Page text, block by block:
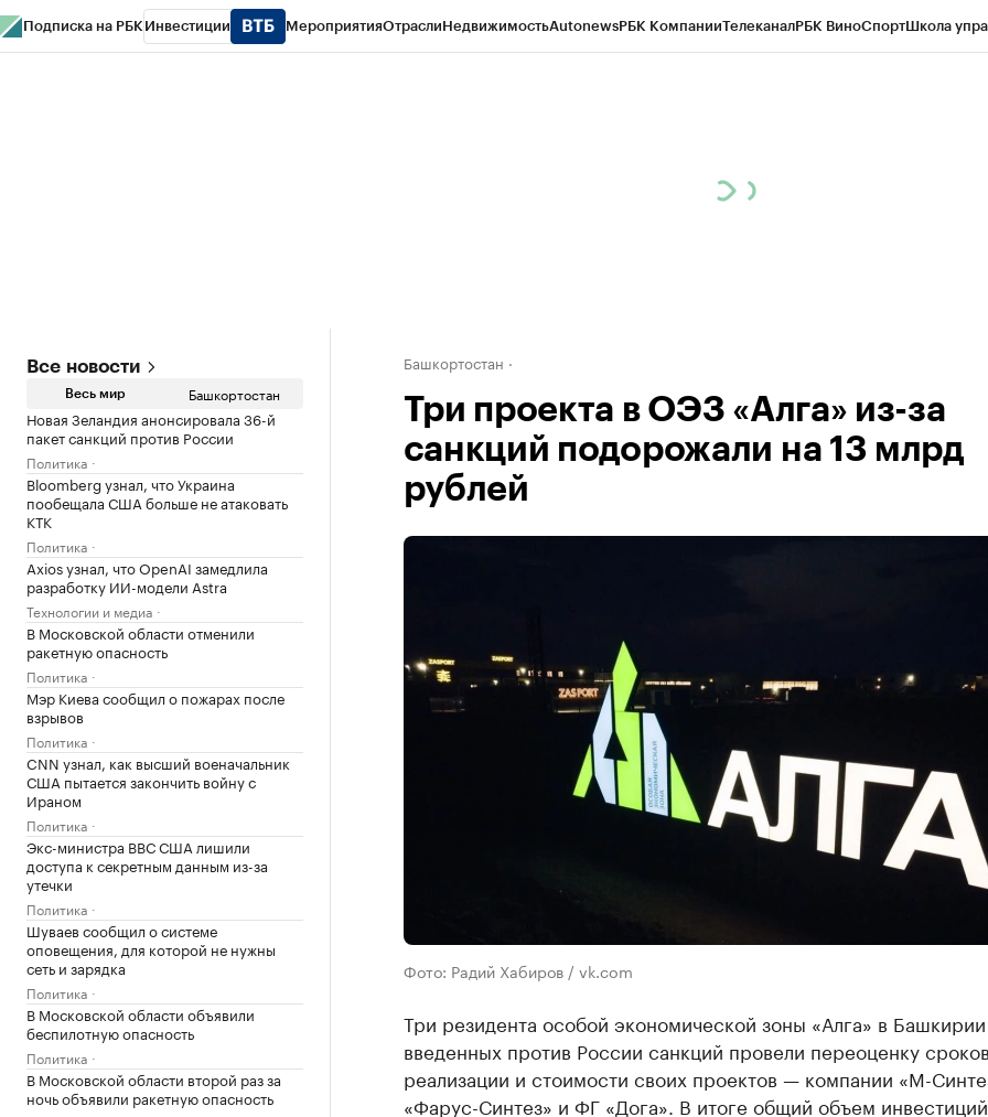
Подписка на РБК Инвестиции МероприятияОтраслиНедвижимостьAutonewsРБК КомпанииТелеканалРБК ВиноСпортШкола
Все новости
Весь мир Башкортостан
Новая Зеландия анонсировала 36-й
пакет санкций против России
Политика
Bloomberg узнал, что Украина
пообещала США больше не атаковать
КТК
Политика
Axios узнал, что OpenAI замедлила
разработку ИИ-модели Astra
Технологии и медиа
В Московской области отменили
ракетную опасность
Политика
Мэр Киева сообщил о пожарах после
взрывов
Политика
CNN узнал, как высший военачальник
США пытается закончить войну с
Ираном
Политика
Экс-министра ВВС США лишили
доступа к секретным данным из-за
утечки
Политика
Шуваев сообщил о системе
оповещения, для которой не нужны
сеть и зарядка
Политика
В Московской области объявили
беспилотную опасность
Политика
В Московской области второй раз за
ночь объявили ракетную опасность
Башкортостан
Три проекта в ОЭЗ «Алга» из-за
санкций подорожали на 13 млрд
рублей
Фото: Радий Хабиров / vk.com
Три резидента особой экономической зоны «Алга» в Башкирии
введенных против России санкций провели переоценку
реализации и стоимости своих проектов — компании «М-
«Фарус-Синтез» и ФГ «Дога». В итоге общий объем